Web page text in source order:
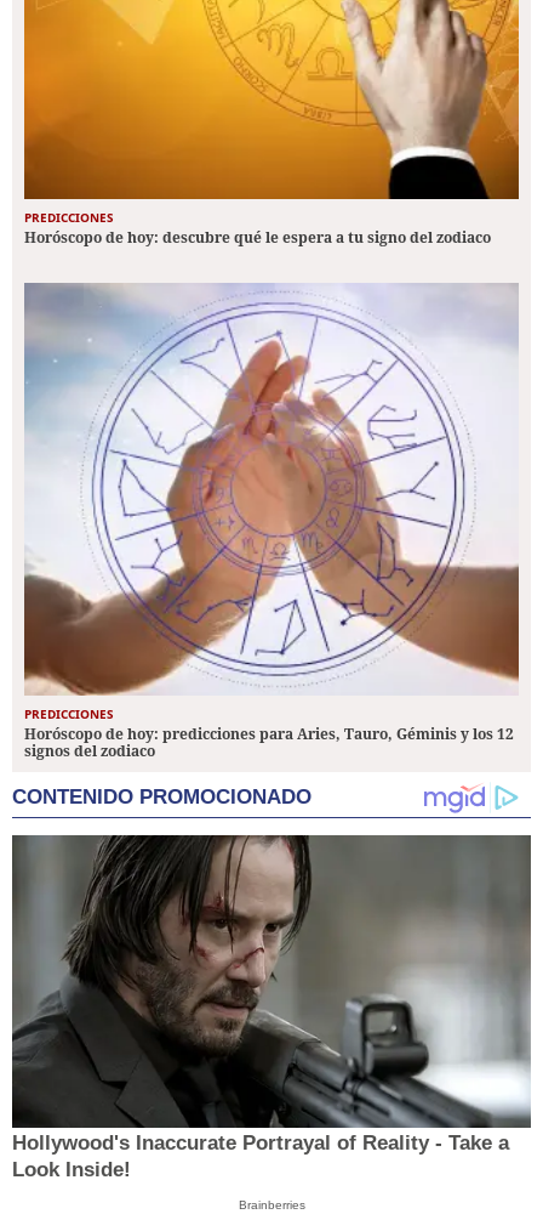
PREDICCIONES
Horóscopo de hoy: descubre qué le espera a tu signo del zodiaco
PREDICCIONES
Horóscopo de hoy: predicciones para Aries, Tauro, Géminis y los 12
signos del zodiaco
CONTENIDO PROMOCIONADO
Hollywood's Inaccurate Portrayal of Reality - Take a
Look Inside!
Brainberries